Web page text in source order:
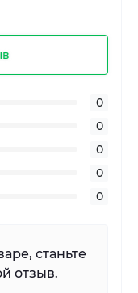
0
0
0
0
0
станьте
отзыв.